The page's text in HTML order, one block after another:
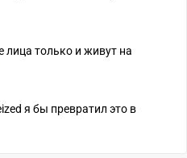
лица только и живут на
я бы превратил это в